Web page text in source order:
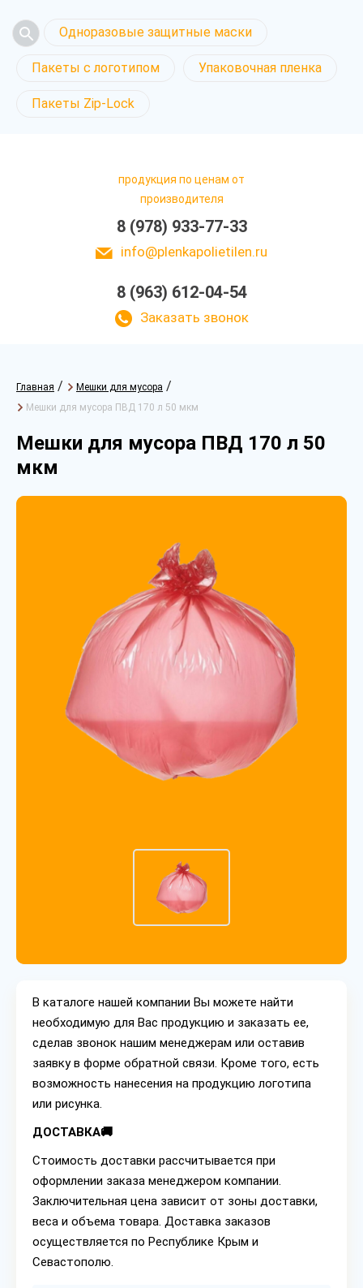
Одноразовые защитные маски
Пакеты с логотипом Упаковочная пленка
Пакеты Zip-Lock
продукция по ценам от
производителя
8 (978) 933-77-33
info@plenkapolietilen.ru
8 (963) 612-04-54
Заказать звонок
Главная / Мешки для мусора /
Мешки для мусора ПВД 170 л 50 мкм
Мешки для мусора ПВД 170 л 50
мкм
В каталоге нашей компании Вы можете найти
необходимую для Вас продукцию и заказать ее,
сделав звонок нашим менеджерам или оставив
заявку в форме обратной связи. Кроме того, есть
возможность нанесения на продукцию логотипа
или рисунка.
ДОСТАВКА🚚
Стоимость доставки рассчитывается при
оформлении заказа менеджером компании.
Заключительная цена зависит от зоны доставки,
веса и объема товара. Доставка заказов
осуществляется по Республике Крым и
Севастополю.